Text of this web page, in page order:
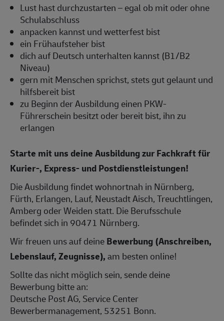
Lust hast durchzustarten – egal ob mit oder ohne
Schulabschluss
anpacken kannst und wetterfest bist
ein Frühaufsteher bist
dich auf Deutsch unterhalten kannst (B1/B2
Niveau)
gern mit Menschen sprichst, stets gut gelaunt und
hilfsbereit bist
zu Beginn der Ausbildung einen PKW-
Führerschein besitzt oder bereit bist, ihn zu
erlangen
Starte mit uns deine Ausbildung zur Fachkraft für
Kurier-, Express- und Postdienstleistungen!
Die Ausbildung findet wohnortnah in Nürnberg,
Fürth, Erlangen, Lauf, Neustadt Aisch, Treuchtlingen,
Amberg oder Weiden statt. Die Berufsschule
befindet sich in 90471 Nürnberg.
Wir freuen uns auf deineBewerbung (Anschreiben,
Lebenslauf, Zeugnisse),am besten online!
Sollte das nicht möglich sein, sende deine
Bewerbung bitte an:
Deutsche Post AG, Service Center
Bewerbermanagement, 53251 Bonn.